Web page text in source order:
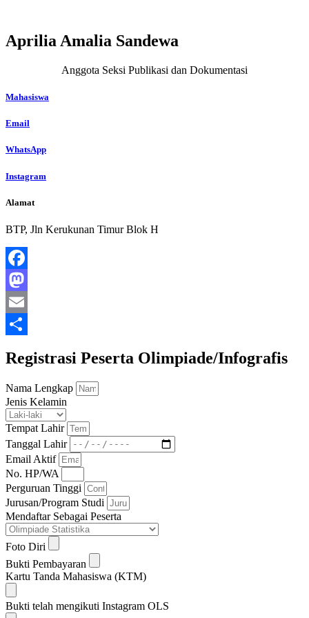
Aprilia Amalia Sandewa
Anggota Seksi Publikasi dan Dokumentasi
Mahasiswa
Email
WhatsApp
Instagram
Alamat
BTP, Jln Kerukunan Timur Blok H
Facebook
Mastodon
Email
Registrasi Peserta Olimpiade/Infografis
Nama Lengkap
Jenis Kelamin
Tempat Lahir
Tanggal Lahir
Email Aktif
No. HP/WA
Perguruan Tinggi
Jurusan/Program Studi
Mendaftar Sebagai Peserta
Foto Diri
Bukti Pembayaran
Kartu Tanda Mahasiswa (KTM)
Bukti telah mengikuti Instagram OLS